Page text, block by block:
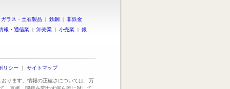
ガラス・土石製品 | 鉄鋼 | 非鉄金
報・通信業 | 卸売業 | 小売業 | 銀
リシー ｜ サイトマップ
ります。情報の正確さについては、万